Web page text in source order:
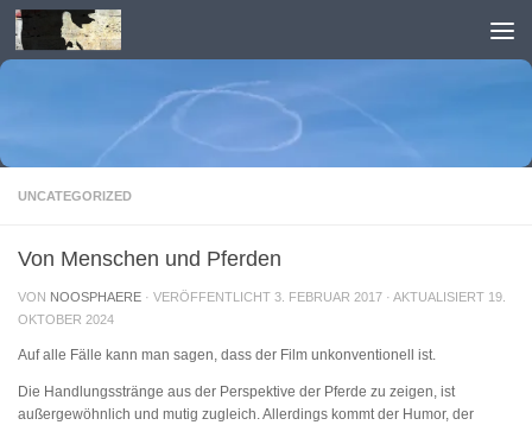
Skip to content
UNCATEGORIZED
Von Menschen und Pferden
VON NOOSPHAERE · VERÖFFENTLICHT 3. FEBRUAR 2017 · AKTUALISIERT 19.
OKTOBER 2024
Auf alle Fälle kann man sagen, dass der Film unkonventionell ist.
Die Handlungsstränge aus der Perspektive der Pferde zu zeigen, ist
außergewöhnlich und mutig zugleich. Allerdings kommt der Humor, der